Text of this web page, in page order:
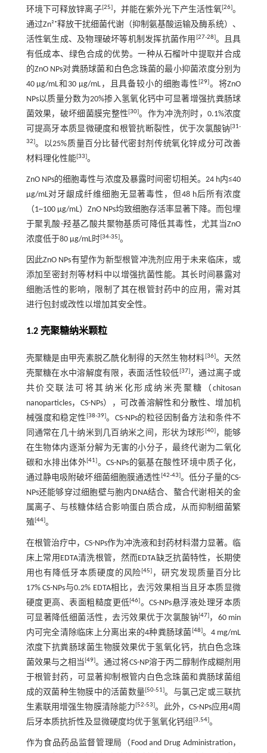
环境下可释放锌离子[25]，并能在紫外光下产生活性氧[26]。
通过Zn²⁺释放干扰细菌代谢（抑制氨基酸运输及酶系统）、
活性氧生成、及物理破坏等机制发挥抗菌作用 [27-28]。且具
有低成本、绿色合成的优势。一种从石榴叶中提取并合成
的ZnO NPs对粪肠球菌和白色念珠菌的最小抑菌浓度分别为
40 μg/mL和30 μg/mL，且具备较小的细胞毒性[29]。将ZnO
NPs以质量分数为20%掺入氢氧化钙中可显著增强抗粪肠球
菌效果，破坏细菌膜完整性[30]。作为冲洗剂时，0.1%浓度
可提高牙本质显微硬度和根管抗断裂性，优于次氯酸钠[31-
32]。以25%质量百分比替代密封剂传统氧化锌成分可改善
材料理化性能[33]。
ZnO NPs的细胞毒性与浓度及暴露时间密切相关。24 h内≤40
μg/mL对牙龈成纤维细胞无显著毒性，但48 h后所有浓度
（1~100 μg/mL）ZnO NPs均致细胞存活率显著下降。而包埋
于聚乳酸-羟基乙酸共聚物基质可降低其毒性，尤其当ZnO
浓度低于80 µg/mL时[34-35]。
因此ZnO NPs有望作为新型根管冲洗剂应用于未来临床，或
添加至密封剂等材料中以增强抗菌性能。其长时间暴露对
细胞活性的影响，限制了其在根管封药中的应用，需对其
进行包封或改性以增加其安全性。
1.2 壳聚糖纳米颗粒
壳聚糖是由甲壳素脱乙酰化制得的天然生物材料[36]。天然
壳聚糖在水中溶解度有限，表面活性较低[37]，通过离子或
共价交联法可将其纳米化形成纳米壳聚糖（chitosan
nanoparticles，CS-NPs），可改善溶解性和分散性、增加机
械强度和稳定性[38-39]。CS-NPs的粒径因制备方法和条件不
同通常在几十纳米到几百纳米之间，形状为球形[40]，能够
在生物体内逐渐分解为无害的小分子，最终代谢为二氧化
碳和水排出体外[41]。CS-NPs的氨基在酸性环境中质子化，
通过静电吸附破坏细菌细胞膜通透性[42-43]。低分子量的CS-
NPs还能够穿过细胞壁与胞内DNA结合、螯合代谢相关的金
属离子、与核糖体结合影响蛋白质合成，从而抑制细菌繁
殖[44]。
在根管治疗中，CS-NPs作为冲洗液和封药材料潜力显著。临
床上常用EDTA清洗根管，然而EDTA缺乏抗菌特性，长期使
用也有降低牙本质硬度的风险[45] ，研究发现质量百分比
17% CS-NPs与0.2% EDTA相比，去污效果相当且牙本质显微
硬度更高、表面粗糙度更低[46]。CS-NPs悬浮液处理牙本质
可显著降低细菌活性，去污效果优于次氯酸钠[47]，60 min
内可完全清除临床上分离出来的4种粪肠球菌 [48]。4 mg/mL
浓度下抗粪肠球菌生物膜效果优于氢氧化钙，抗白色念珠
菌效果与之相当[49]。通过将CS-NP溶于丙二醇制作成糊剂用
于根管封药，可显著抑制根管内白色念珠菌和粪肠球菌组
成的双菌种生物膜中的活菌数量[50-51]。与氯己定或三联抗
生素联用增强生物膜清除能力[52-53]。此外，CS-NPs应用4周
后牙本质抗折性及显微硬度均优于氢氧化钙组 [3,54]。
作为食品药品监督管理局（Food and Drug Administration，